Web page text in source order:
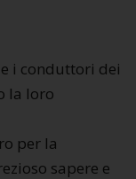
i conduttori dei
la loro
per la
sapere e